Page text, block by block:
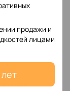
продажи и
лицами
в
комиссии —